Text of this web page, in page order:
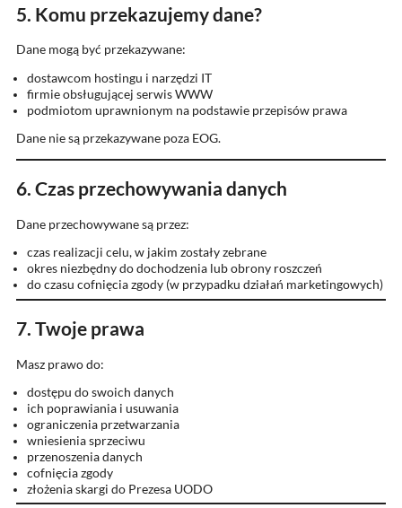
5. Komu przekazujemy dane?
Dane mogą być przekazywane:
dostawcom hostingu i narzędzi IT
firmie obsługującej serwis WWW
podmiotom uprawnionym na podstawie przepisów prawa
Dane nie są przekazywane poza EOG.
6. Czas przechowywania danych
Dane przechowywane są przez:
czas realizacji celu, w jakim zostały zebrane
okres niezbędny do dochodzenia lub obrony roszczeń
do czasu cofnięcia zgody (w przypadku działań marketingowych)
7. Twoje prawa
Masz prawo do:
dostępu do swoich danych
ich poprawiania i usuwania
ograniczenia przetwarzania
wniesienia sprzeciwu
przenoszenia danych
cofnięcia zgody
złożenia skargi do Prezesa UODO